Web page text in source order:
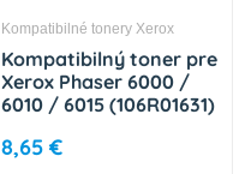
Kompatibilné tonery Xerox
Kompatibilný toner pre
Xerox Phaser 6000 /
6010 / 6015 (106R01631)
8,65 €